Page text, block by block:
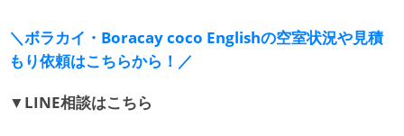
＼ボラカイ・Boracay coco Englishの空室状況や見積
もり依頼はこちらから！／
▼LINE相談はこちら